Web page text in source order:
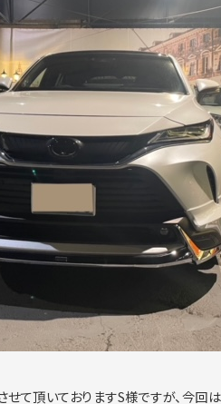
せて頂いておりますS様ですが、今回